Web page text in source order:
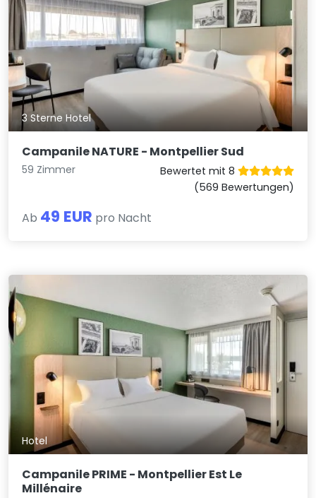
3 Sterne Hotel
Campanile NATURE - Montpellier Sud
59 Zimmer
Bewertet mit 8
(569 Bewertungen)
Ab 49 EUR pro Nacht
Hotel
Campanile PRIME - Montpellier Est Le
Millénaire